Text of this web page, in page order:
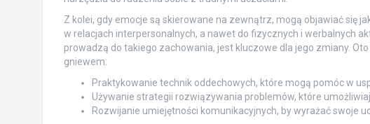
Z kolei, gdy emocje są skierowane na zewnątrz, mogą objawiać się
w relacjach interpersonalnych, a nawet do fizycznych i werbalnych
prowadzą do takiego zachowania, jest kluczowe dla jego zmiany.
gniewem:
Praktykowanie technik oddechowych, które mogą pomóc w
Używanie strategii rozwiązywania problemów, które
Rozwijanie umiejętności komunikacyjnych, by wyrażać swoje